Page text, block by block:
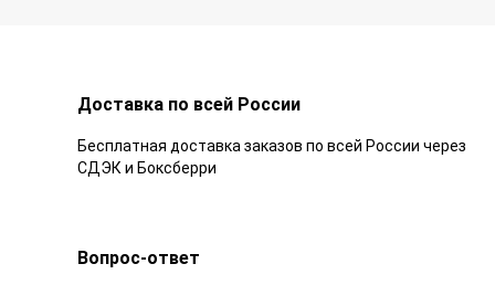
Доставка по всей России
Бесплатная доставка заказов по всей России через
СДЭК и Боксберри
Вопрос-ответ